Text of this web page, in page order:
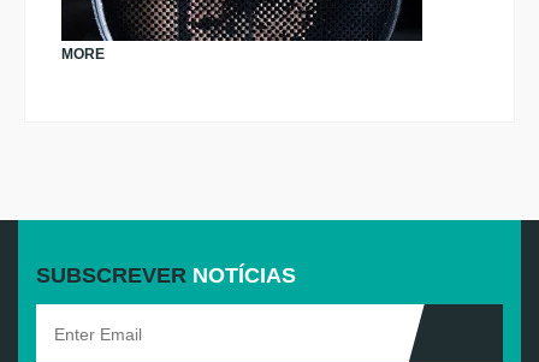
MORE
SUBSCREVER NOTÍCIAS